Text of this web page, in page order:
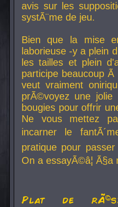
avis sur les
systÃ¨me de jeu.
Bien que la mise
laborieuse -y a plein
les tailles et plein
participe beaucoup
veut vraiment
prÃ©voyez une
bougies pour offrir
Ne vous mettez
incarner le
pratique pour
On a essayÃ©â¦
Plat de